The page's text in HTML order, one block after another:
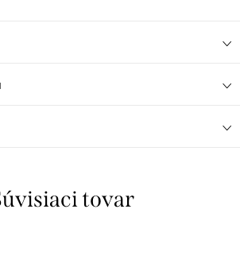
tovar